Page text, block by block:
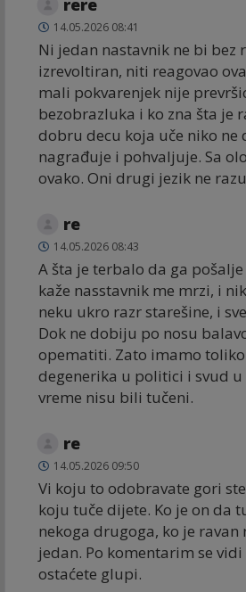
rere
14.05.2026 08:41
Ni jedan nastavnik ne bi bez
izrevoltiran, niti reagovao
mali pokvarenjek nije
bezobrazluka i ko zna šta je
dobru decu koja uče niko ne
nagrađuje i pohvaljuje. Sa
ovako. Oni drugi jezik ne
re
14.05.2026 08:43
A šta je terbalo da ga
kaže nasstavnik me mrzi, i
neku ukro razr starešine, i
Dok ne dobiju po nosu
opematiti. Zato imamo
degenerika u politici i svud
vreme nisu bili tučeni.
re
14.05.2026 09:50
Vi koju to odobravate gori
koju tuče dijete. Ko je on da
nekoga drugoga, ko je
jedan. Po komentarim se
ostaćete glupi.